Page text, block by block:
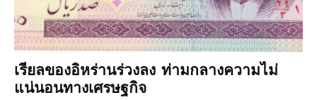
เรียลของอิหร่านร่วงลง ท่ามกลางความไม่
แน่นอนทางเศรษฐกิจ